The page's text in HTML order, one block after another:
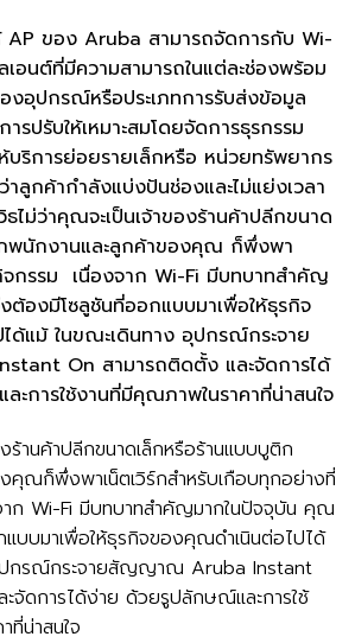
AP ของ Aruba สามารถจัดการกับ Wi-
อนต์ที่มีความสามารถในแต่ละช่องพร้อม
งอุปกรณ์หรือประเภทการรับส่งข้อมูล
ารปรับให้เหมาะสมโดยจัดการธุรกรรม
บริการย่อยรายเล็กหรือ หน่วยทรัพยากร
ลูกค้ากำลังแบ่งปันช่องและไม่แย่งเวลา
ไม่ว่าคุณจะเป็นเจ้าของร้านค้าปลีกขนาด
พนักงานและลูกค้าของคุณ ก็พึ่งพา
จกรรม เนื่องจาก Wi-Fi มีบทบาทสำคัญ
องมีโซลูชันที่ออกแบบมาเพื่อให้ธุรกิจ
ด้แม้ ในขณะเดินทาง อุปกรณ์กระจาย
On สามารถติดตั้ง และจัดการได้
การใช้งานที่มีคุณภาพในราคาที่น่าสนใจ
ร้านค้าปลีกขนาดเล็กหรือร้านแบบบูติก
คุณก็พึ่งพาเน็ตเวิร์กสำหรับเกือบทุกอย่างที่
าก Wi-Fi มีบทบาทสำคัญมากในปัจจุบัน คุณ
บบมาเพื่อให้ธุรกิจของคุณดำเนินต่อไปได้
ปกรณ์กระจายสัญญาณ Aruba Instant
จัดการได้ง่าย ด้วยรูปลักษณ์และการใช้
ที่น่าสนใจ